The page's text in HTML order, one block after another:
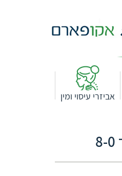
אביזרי עיסוי ומין